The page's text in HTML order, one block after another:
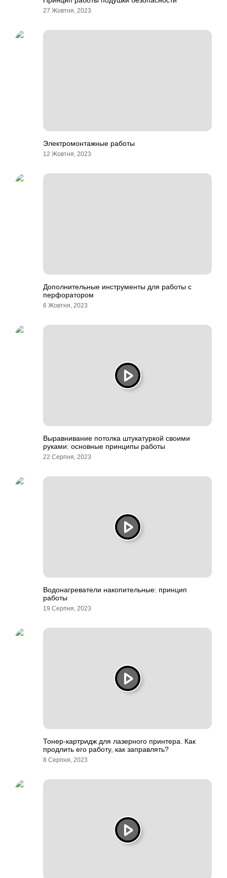
27 Жовтня, 2023
Электромонтажные работы
12 Жовтня, 2023
Дополнительные инструменты для работы с
перфоратором
6 Жовтня, 2023
Выравнивание потолка штукатуркой своими
руками: основные принципы работы
22 Серпня, 2023
Водонагреватели накопительные: принцип
работы
19 Серпня, 2023
Тонер-картридж для лазерного принтера. Как
продлить его работу, как заправлять?
8 Серпня, 2023